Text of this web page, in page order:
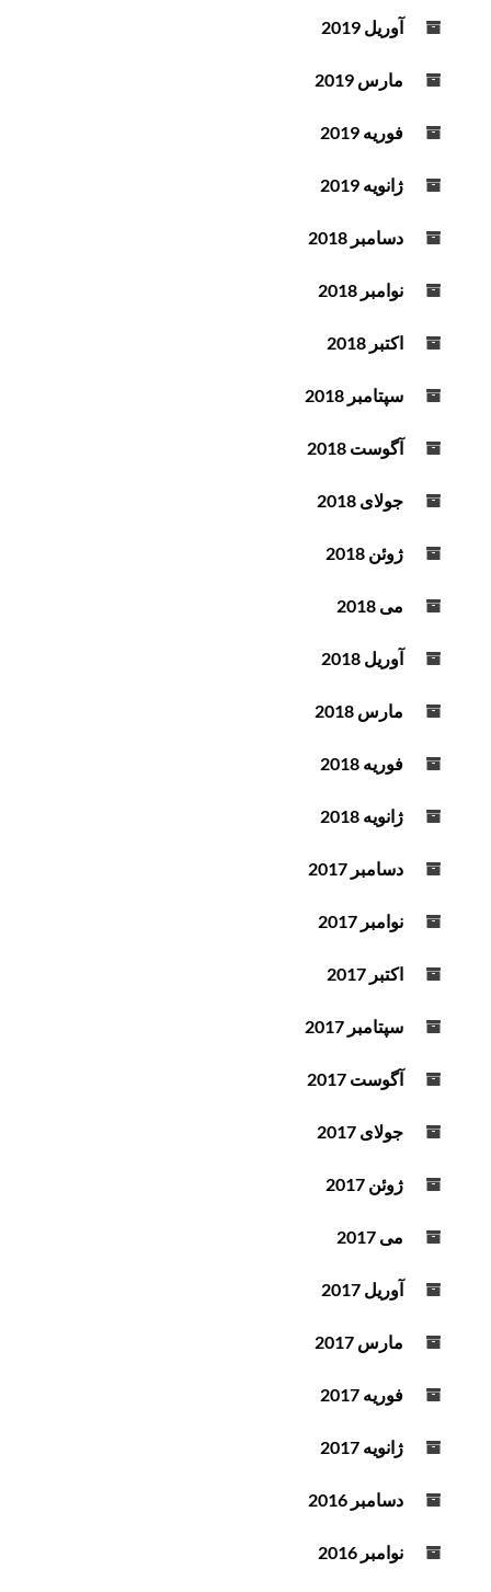
آوریل 2019
مارس 2019
فوریه 2019
ژانویه 2019
دسامبر 2018
نوامبر 2018
اکتبر 2018
سپتامبر 2018
آگوست 2018
جولای 2018
ژوئن 2018
می 2018
آوریل 2018
مارس 2018
فوریه 2018
ژانویه 2018
دسامبر 2017
نوامبر 2017
اکتبر 2017
سپتامبر 2017
آگوست 2017
جولای 2017
ژوئن 2017
می 2017
آوریل 2017
مارس 2017
فوریه 2017
ژانویه 2017
دسامبر 2016
نوامبر 2016